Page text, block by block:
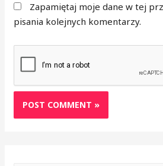
Zapamiętaj moje dane w tej
pisania kolejnych komentarzy.